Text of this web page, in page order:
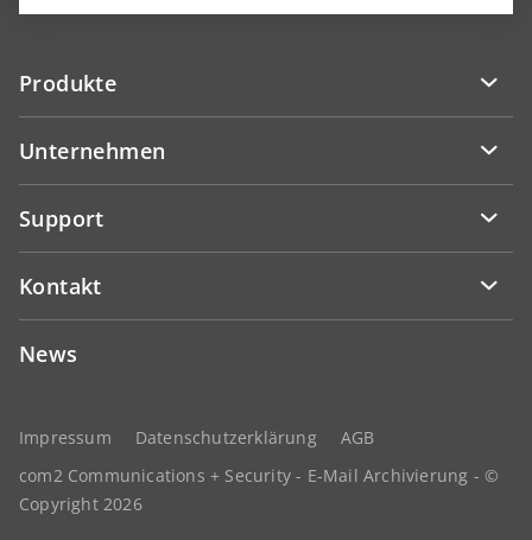
Produkte
Unternehmen
Support
Kontakt
News
Impressum Datenschutzerklärung
AGB
com2 Communications + Security - E-Mail Archivierung - ©
Copyright 2026